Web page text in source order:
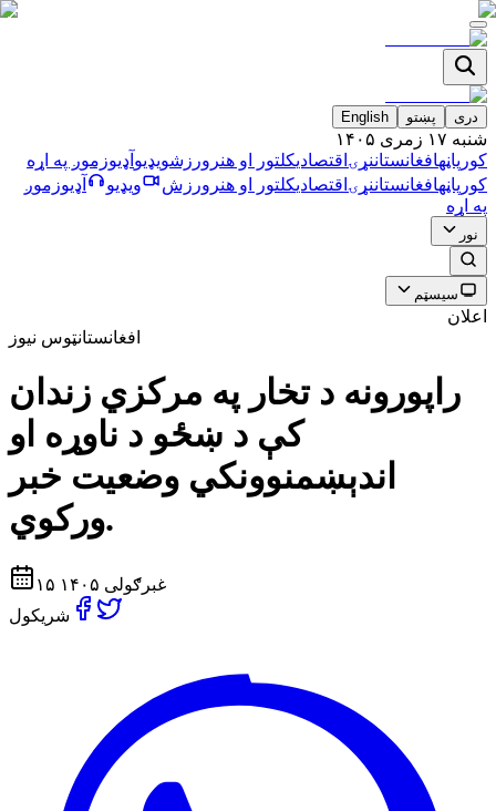
دری پښتو English
شنبه ۱۷ زمری ۱۴۰۵
کورپاڼهافغانستاننړۍ اقتصاديکلتور او هنر ورزشویډیو آډیوزموږ په اړه
کورپاڼهافغانستاننړۍ اقتصاديکلتور او هنر ورزش ویډیو آډیوزموږ
په اړه
نور
سیسټم
اعلان
افغانستانټوس نیوز
راپورونه د تخار په مرکزي زندان
کې د ښځو د ناوړه او
اندېښمنوونکي وضعیت خبر
ورکوي.
۱۵ غبرګولی ۱۴۰۵
شریکول